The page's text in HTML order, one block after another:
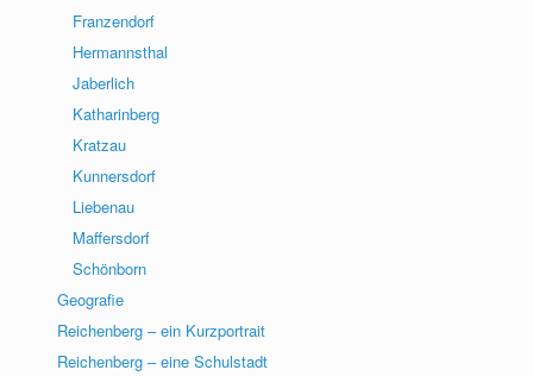
Franzendorf
Hermannsthal
Jaberlich
Katharinberg
Kratzau
Kunnersdorf
Liebenau
Maffersdorf
Schönborn
Geografie
Reichenberg – ein Kurzportrait
Reichenberg – eine Schulstadt